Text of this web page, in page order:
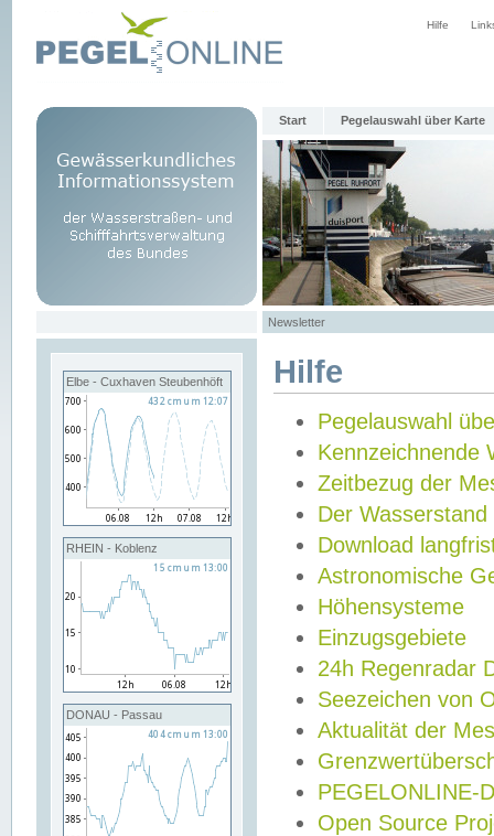
Hilfe
Start Pegelauswahl über Karte
Newsletter
Elbe - Cuxhaven Steubenhöft
RHEIN - Koblenz
DONAU - Passau
Hilfe
Pegelauswahl
Kennzeichnende
Zeitbezug der
Der Wasserstand
Download
Astronomische
Höhensysteme
Einzugsgebiete
24h Regenradar
Seezeichen von
Aktualität der
PEGELONLINE-
Open Source